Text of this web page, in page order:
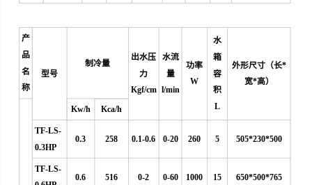
产
品
名
称
型号
制冷量
出水压
力
Kgf/cm
水流
量
l/min
功率
W
水
箱
容
积
L
外形尺寸（长*
宽*高）
Kw/h Kca/h
TF-LS-
0.3HP
0.3 258 0.1-0.6 0-20 260 5 505*230*500
TF-LS-
0.6 516 0-2 0-60 1000 15 650*500*765